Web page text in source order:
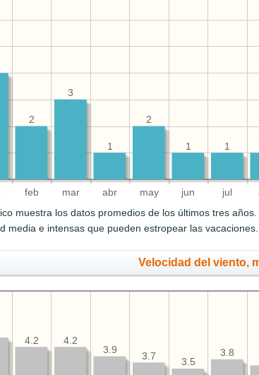
feb mar abr may jun jul
1
1
2
1
3
2
muestra los datos promedios de los últimos tres
media e intensas que pueden estropear las
Velocidad del viento,
3.8
3.5
3.7
3.9
4.2
4.2